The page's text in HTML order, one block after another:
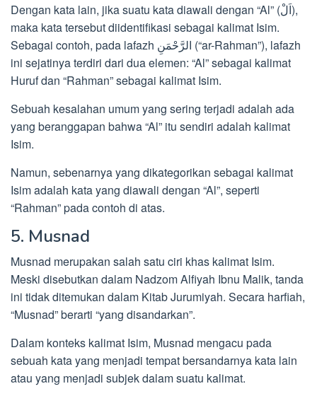
Dengan kata lain, jika suatu kata diawali dengan “Al” (اَلْ),
maka kata tersebut diidentifikasi sebagai kalimat Isim.
Sebagai contoh, pada lafazh الرَّحْمَنِ (“ar-Rahman”), lafazh
ini sejatinya terdiri dari dua elemen: “Al” sebagai kalimat
Huruf dan “Rahman” sebagai kalimat Isim.
Sebuah kesalahan umum yang sering terjadi adalah ada
yang beranggapan bahwa “Al” itu sendiri adalah kalimat
Isim.
Namun, sebenarnya yang dikategorikan sebagai kalimat
Isim adalah kata yang diawali dengan “Al”, seperti
“Rahman” pada contoh di atas.
5. Musnad
Musnad merupakan salah satu ciri khas kalimat Isim.
Meski disebutkan dalam Nadzom Alfiyah Ibnu Malik, tanda
ini tidak ditemukan dalam Kitab Jurumiyah. Secara harfiah,
“Musnad” berarti “yang disandarkan”.
Dalam konteks kalimat Isim, Musnad mengacu pada
sebuah kata yang menjadi tempat bersandarnya kata lain
atau yang menjadi subjek dalam suatu kalimat.